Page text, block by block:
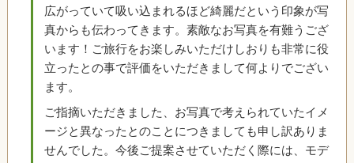
広がっていて吸い込まれるほど綺麗だという印象が写
真からも伝わってきます。素敵なお写真を有難うござ
います！ご旅行をお楽しみいただけしおりも非常に役
立ったとの事で評価をいただきまして何よりでござい
ます。
ご指摘いただきました、お写真で考えられていたイメ
ージと異なったとのことにつきましても申し訳ありま
せんでした。今後ご提案させていただく際には、モデ